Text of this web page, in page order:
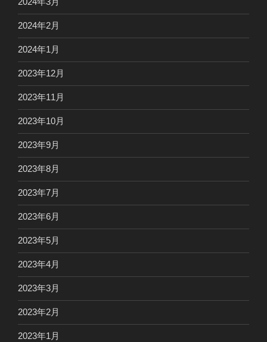
2024年2月
2024年1月
2023年12月
2023年11月
2023年10月
2023年9月
2023年8月
2023年7月
2023年6月
2023年5月
2023年4月
2023年3月
2023年2月
2023年1月